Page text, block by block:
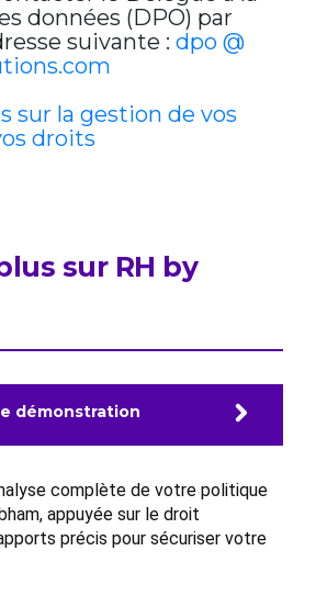
données (DPO) par
suivante : dpo @
sur la gestion de vos
droits
sur RH by
démonstration
complète de votre politique
appuyée sur le droit
précis pour sécuriser votre